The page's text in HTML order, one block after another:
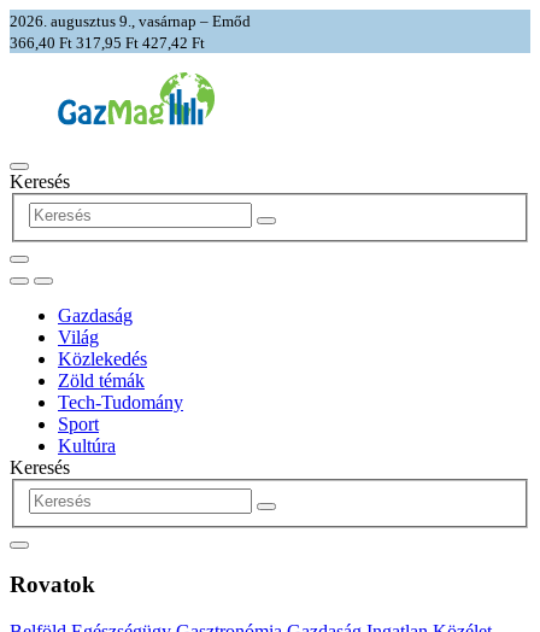
2026. augusztus 9., vasárnap – Emőd
366,40 Ft 317,95 Ft 427,42 Ft
Keresés
Gazdaság
Világ
Közlekedés
Zöld témák
Tech-Tudomány
Sport
Kultúra
Keresés
Rovatok